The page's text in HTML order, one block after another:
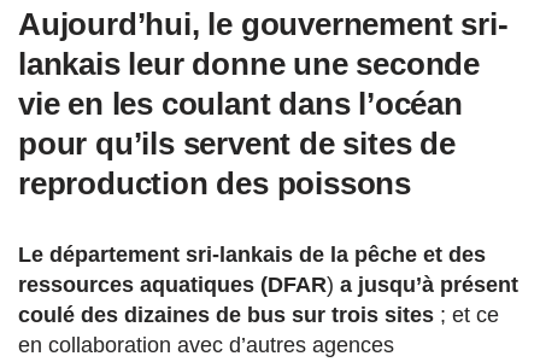
Aujourd’hui, le gouvernement sri-
lankais leur donne une seconde
vie en les coulant dans l’océan
pour qu’ils servent de sites de
reproduction des poissons
Le département sri-lankais de la pêche et des
ressources aquatiques (DFAR) a jusqu’à présent
coulé des dizaines de bus sur trois sites ; et ce
en collaboration avec d’autres agences